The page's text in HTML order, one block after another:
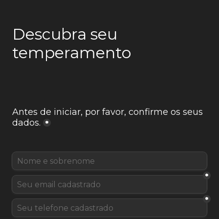
Descubra seu
temperamento
Antes de iniciar, por favor, confirme os seus
dados.
*
*
*